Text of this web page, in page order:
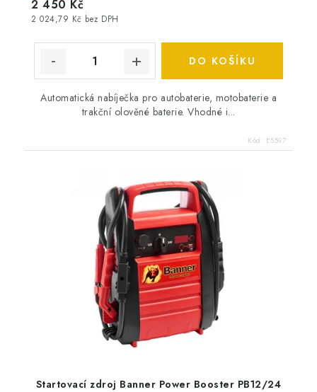
2 024,79 Kč bez DPH
2 450 Kč
DO KOŠÍKU
Automatická nabíječka pro autobaterie, motobaterie a
trakční olověné baterie. Vhodné i...
Kód: E5597
Startovací zdroj Banner Power Booster PB12/24